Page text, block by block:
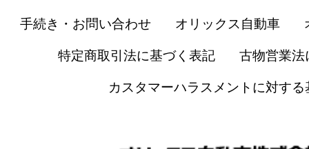
手続き・お問い合わせ オリックス自動車
特定商取引法に基づく表記 古物営業法
カスタマーハラスメントに対する